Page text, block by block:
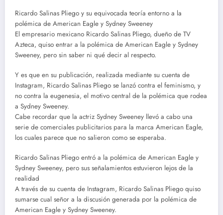
Ricardo Salinas Pliego y su equivocada teoría entorno a la
polémica de American Eagle y Sydney Sweeney
El empresario mexicano Ricardo Salinas Pliego, dueño de TV
Azteca, quiso entrar a la polémica de American Eagle y Sydney
Sweeney, pero sin saber ni qué decir al respecto.
Y es que en su publicación, realizada mediante su cuenta de
Instagram, Ricardo Salinas Pliego se lanzó contra el feminismo, y
no contra la eugenesia, el motivo central de la polémica que rodea
a Sydney Sweeney.
Cabe recordar que la actriz Sydney Sweeney llevó a cabo una
serie de comerciales publicitarios para la marca American Eagle,
los cuales parece que no salieron como se esperaba.
Ricardo Salinas Pliego entró a la polémica de American Eagle y
Sydney Sweeney, pero sus señalamientos estuvieron lejos de la
realidad
A través de su cuenta de Instagram, Ricardo Salinas Pliego quiso
sumarse cual señor a la discusión generada por la polémica de
American Eagle y Sydney Sweeney.